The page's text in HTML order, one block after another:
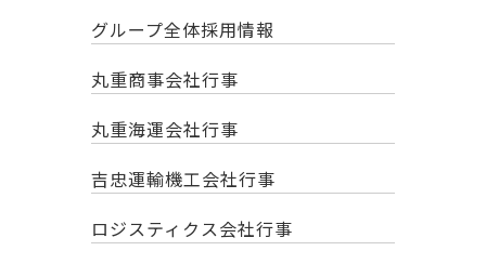
グループ全体採用情報
丸重商事会社行事
丸重海運会社行事
吉忠運輸機工会社行事
ロジスティクス会社行事